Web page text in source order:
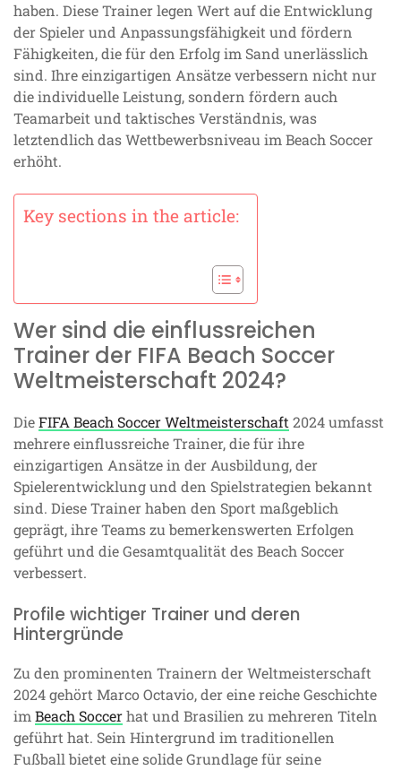
haben. Diese Trainer legen Wert auf die Entwicklung
der Spieler und Anpassungsfähigkeit und fördern
Fähigkeiten, die für den Erfolg im Sand unerlässlich
sind. Ihre einzigartigen Ansätze verbessern nicht nur
die individuelle Leistung, sondern fördern auch
Teamarbeit und taktisches Verständnis, was
letztendlich das Wettbewerbsniveau im Beach Soccer
erhöht.
Key sections in the article:
Wer sind die einflussreichen
Trainer der FIFA Beach Soccer
Weltmeisterschaft 2024?
DieFIFA Beach Soccer Weltmeisterschaft2024 umfasst
mehrere einflussreiche Trainer, die für ihre
einzigartigen Ansätze in der Ausbildung, der
Spielerentwicklung und den Spielstrategien bekannt
sind. Diese Trainer haben den Sport maßgeblich
geprägt, ihre Teams zu bemerkenswerten Erfolgen
geführt und die Gesamtqualität des Beach Soccer
verbessert.
Profile wichtiger Trainer und deren
Hintergründe
Zu den prominenten Trainern der Weltmeisterschaft
2024 gehört Marco Octavio, der eine reiche Geschichte
imBeach Soccerhat und Brasilien zu mehreren Titeln
geführt hat. Sein Hintergrund im traditionellen
Fußball bietet eine solide Grundlage für seine